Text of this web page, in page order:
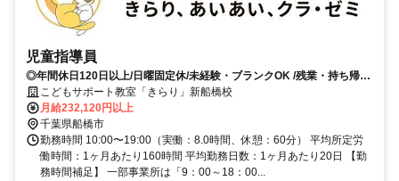
児童指導員
◎年間休日120日以上/日曜固定休/未経験・ブランクOK /残業・持ち帰り
仕事ナシ◇充実した研修であなたのスキルアップをしっかりサポートし
ます
こどもサポート教室「きらり」新船橋校
月給232,120円以上
千葉県船橋市
勤務時間 10:00〜19:00（実働：8.0時間、休憩：60分） 平均所定労
働時間：1ヶ月あたり160時間 平均勤務日数：1ヶ月あたり20日 【勤
務時間補足】 一部事業所は「9：00～18：00...